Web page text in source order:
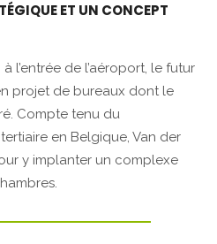
ET UN CONCEPT
l’entrée de l’aéroport, le futur
projet de bureaux dont le
Compte tenu du
en Belgique, Van der
y implanter un complexe